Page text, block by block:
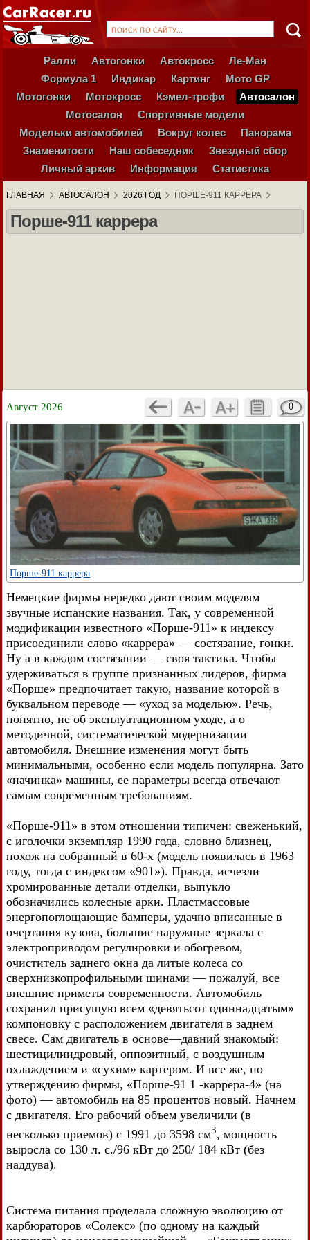
Ралли Автогонки Автокросс
Ле-Ман
Формула 1
Индикар Картинг
Мото GP
Мотогонки
Мотокросс Кэмел-трофи
Автосалон
Мотосалон
Спортивные модели
Модельки автомобилей
Вокруг колес
Панорама
Знаменитости
Наш собеседник
Звездный сбор
Личный архив
Информация Статистика
ГЛАВНАЯ АВТОСАЛОН 2026 ГОД ПОРШЕ-911 КАРРЕРА
Порше-911 каррера
Август 2026 0
Порше-911 каррера
Немецкие фирмы нередко дают своим моделям
звучные испанские названия. Так, у современной
модификации известного «Порше-911» к индексу
присоединили слово «каррера» — состязание, гонки.
Ну а в каждом состязании — своя тактика. Чтобы
удерживаться в группе признанных лидеров, фирма
«Порше» предпочитает такую, название которой в
буквальном переводе — «уход за моделью». Речь,
понятно, не об эксплуатационном уходе, а о
методичной, систематической модернизации
автомобиля. Внешние изменения могут быть
минимальными, особенно если модель популярна. Зато
«начинка» машины, ее параметры всегда отвечают
самым современным требованиям.
«Порше-911» в этом отношении типичен: свеженький,
с иголочки экземпляр 1990 года, словно близнец,
похож на собранный в 60-х (модель появилась в 1963
году, тогда с индексом «901»). Правда, исчезли
хромированные детали отделки, выпукло
обозначились колесные арки. Пластмассовые
энергопоглощающие бамперы, удачно вписанные в
очертания кузова, большие наружные зеркала с
электроприводом регулировки и обогревом,
очиститель заднего окна да литые колеса со
сверхнизкопрофильными шинами — пожалуй, все
внешние приметы современности. Автомобиль
сохранил присущую всем «девятьсот одиннадцатым»
компоновку с расположением двигателя в заднем
свесе. Сам двигатель в основе—давний знакомый:
шестицилиндровый, оппозитный, с воздушным
охлаждением и «сухим» картером. И все же, по
утверждению фирмы, «Порше-91 1 -каррера-4» (на
фото) — автомобиль на 85 процентов новый. Начнем
с двигателя. Его рабочий объем увеличили (в
несколько приемов) с 1991 до 3598 см3, мощность
выросла со 130 л. с./96 кВт до 250/ 184 кВт (без
наддува).
Система питания проделала сложную эволюцию от
карбюраторов «Солекс» (по одному на каждый